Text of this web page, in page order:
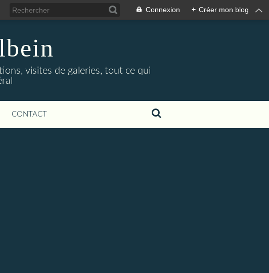
Connexion + Créer mon blog
visites de galeries, tout ce qui
CONTACT